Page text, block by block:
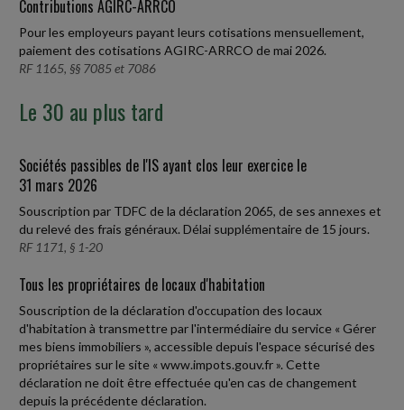
Contributions AGIRC-ARRCO
Pour les employeurs payant leurs cotisations mensuellement,
paiement des cotisations AGIRC-ARRCO de mai 2026.
RF 1165, §§ 7085 et 7086
Le 30 au plus tard
Sociétés passibles de l'IS ayant clos leur exercice le
31 mars 2026
Souscription par TDFC de la déclaration 2065, de ses annexes et
du relevé des frais généraux. Délai supplémentaire de 15 jours.
RF 1171, § 1-20
Tous les propriétaires de locaux d'habitation
Souscription de la déclaration d'occupation des locaux
d'habitation à transmettre par l'intermédiaire du service « Gérer
mes biens immobiliers », accessible depuis l'espace sécurisé des
propriétaires sur le site « www.impots.gouv.fr ». Cette
déclaration ne doit être effectuée qu'en cas de changement
depuis la précédente déclaration.